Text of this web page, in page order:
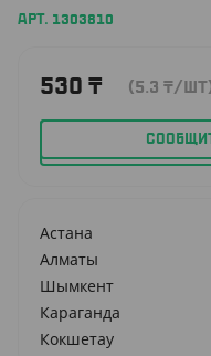
АРТ. 1303810
530 ₸ (5.3 ₸/
Астана
Алматы
Шымкент
Караганда
Кокшетау